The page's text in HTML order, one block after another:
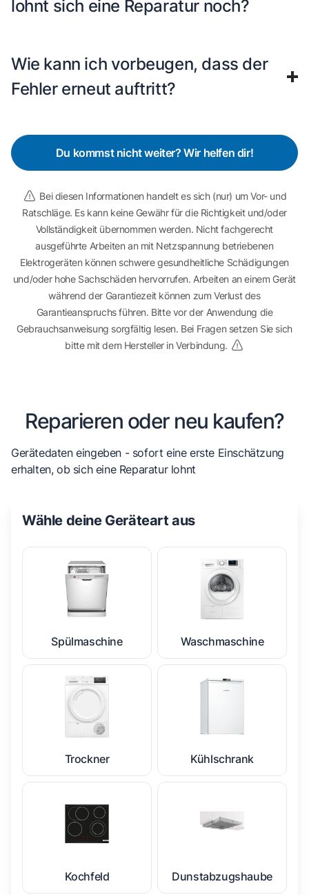
lohnt sich eine Reparatur noch?
Wie kann ich vorbeugen, dass der
Fehler erneut auftritt?
Du kommst nicht weiter? Wir helfen dir!
Bei diesen Informationen handelt es sich (nur) um Vor- und
Ratschläge. Es kann keine Gewähr für die Richtigkeit und/oder
Vollständigkeit übernommen werden. Nicht fachgerecht
ausgeführte Arbeiten an mit Netzspannung betriebenen
Elektrogeräten können schwere gesundheitliche Schädigungen
und/oder hohe Sachschäden hervorrufen. Arbeiten an einem Gerät
während der Garantiezeit können zum Verlust des
Garantieanspruchs führen. Bitte vor der Anwendung die
Gebrauchsanweisung sorgfältig lesen. Bei Fragen setzen Sie sich
bitte mit dem Hersteller in Verbindung.
Reparieren oder neu kaufen?
Gerätedaten eingeben - sofort eine erste Einschätzung
erhalten, ob sich eine Reparatur lohnt
Wähle deine Geräteart aus
Spülmaschine Waschmaschine
Trockner Kühlschrank
Kochfeld Dunstabzugshaube